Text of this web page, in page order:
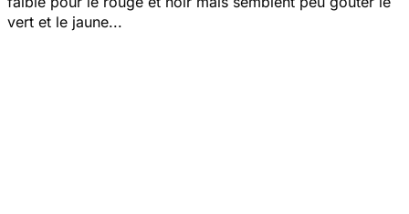
vert et le jaune...